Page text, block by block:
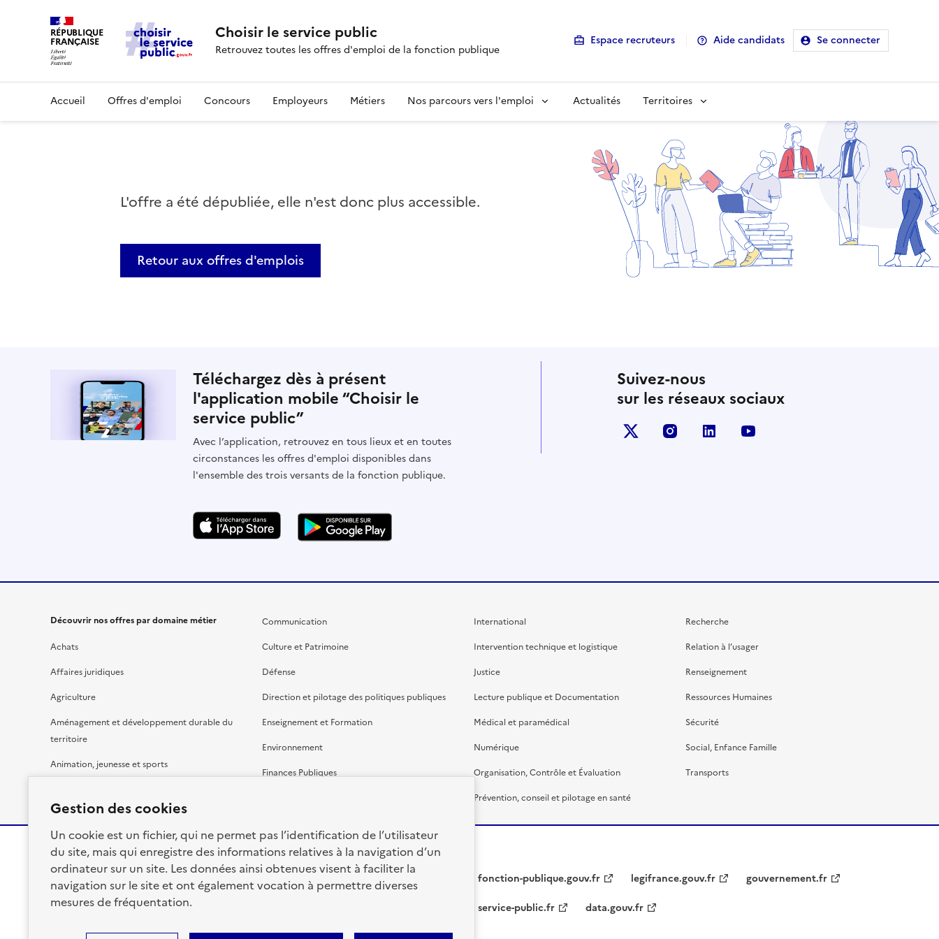
Gestion des cookies
Un cookie est un fichier, qui ne permet pas l’identification de l’utilisateur
du site, mais qui enregistre des informations relatives à la navigation d’un
ordinateur sur un site. Les données ainsi obtenues visent à faciliter la
navigation sur le site et ont également vocation à permettre diverses
mesures de fréquentation.
RÉPUBLIQUE
FRANÇAISE Choisir le service public
Retrouvez toutes les offres d'emploi de la fonction publique
Espace recruteurs Aide candidats Se connecter
Accueil Offres d'emploi Concours Employeurs Métiers Nos parcours vers l'emploi Actualités Territoires
L'offre a été dépubliée, elle n'est donc plus accessible.
Retour aux offres d'emplois
Téléchargez dès à présent
l'application mobile “Choisir le
service public”
Avec l’application, retrouvez en tous lieux et en toutes
circonstances les offres d'emploi disponibles dans
l'ensemble des trois versants de la fonction publique.
Suivez-nous
sur les réseaux sociaux
X (anciennement Twitter)
instagramlinkedin
Découvrir nos offres par domaine métier
Achats
Affaires juridiques
Agriculture
Aménagement et développement durable du
territoire
Animation, jeunesse et sports
Communication
Culture et Patrimoine
Défense
Direction et pilotage des politiques publiques
Enseignement et Formation
Environnement
Finances Publiques
International
Intervention technique et logistique
Justice
Lecture publique et Documentation
Médical et paramédical
Numérique
Organisation, Contrôle et Évaluation
Prévention, conseil et pilotage en santé
Recherche
Relation à l’usager
Renseignement
Ressources Humaines
Sécurité
Social, Enfance Famille
Transports
RÉPUBLIQUE
FRANÇAISE fonction-publique.gouv.fr legifrance.gouv.fr
gouvernement.fr
service-public.fr
data.gouv.fr